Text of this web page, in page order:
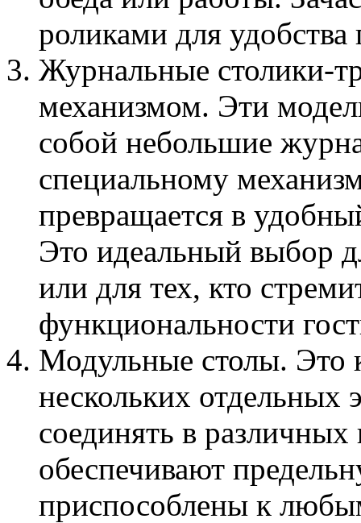
роликами для
Журнальные столики-
механизмом. Эти
собой небольшие
специальному
превращается в
Это идеальный выбор
или для тех, кто
функциональности
Модульные столы. Это
нескольких отдельных
соединять в
обеспечивают
приспособлены к